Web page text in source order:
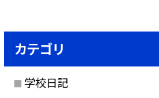
カテゴリ
学校日記